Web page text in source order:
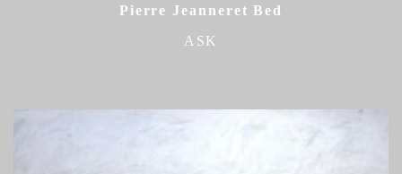
Pierre Jeanneret Bed
ASK